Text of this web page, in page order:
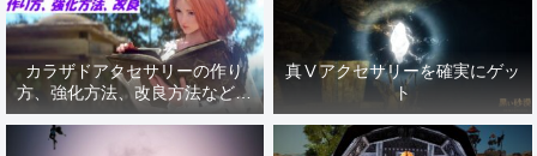
カラザドアクセサリーの作り
方、強化方法、改良方法などま
とめ【黒い砂漠冒険日誌１４１
真Ⅴアクセサリーを確実にゲッ
ト